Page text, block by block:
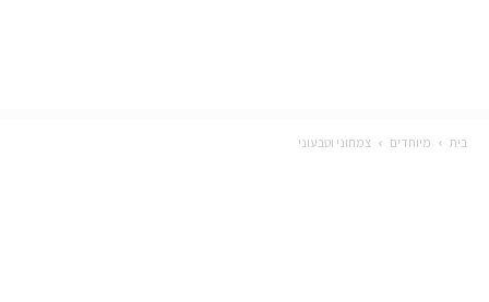
בית מיוחדים צמחוני וטבעוני